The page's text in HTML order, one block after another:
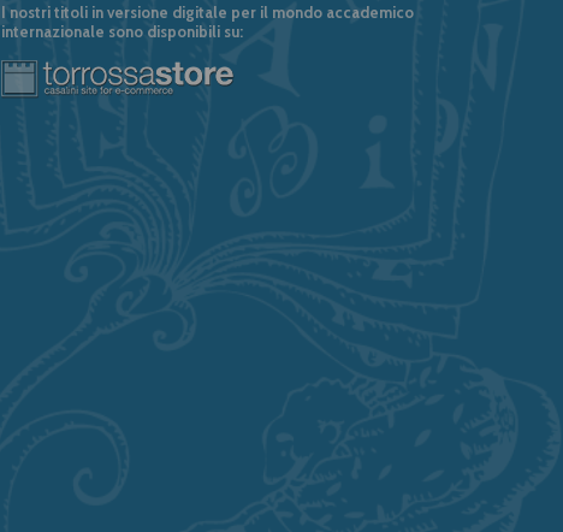
I nostri titoli in versione digitale per il mondo accademico
internazionale sono disponibili su: